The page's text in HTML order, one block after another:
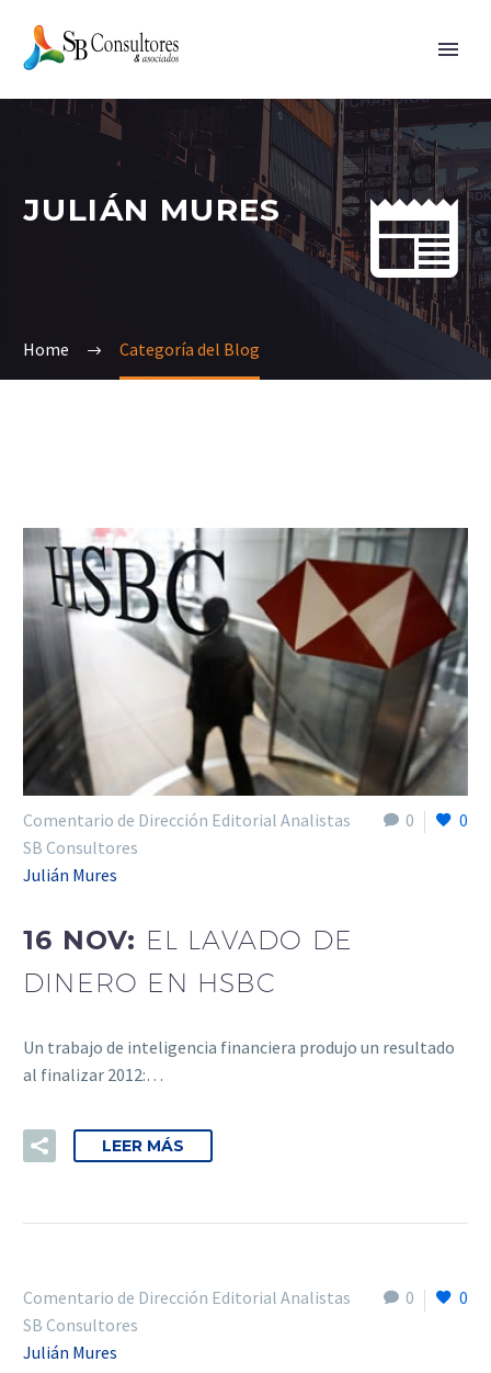


JULIÁN MURES
Home Categoría del Blog
0 0
Comentario de Dirección Editorial Analistas
SB Consultores
Julián Mures
16 NOV: EL LAVADO DE
DINERO EN HSBC
Un trabajo de inteligencia financiera produjo un resultado
al finalizar 2012:…
LEER MÁS
0 0
Comentario de Dirección Editorial Analistas
SB Consultores
Julián Mures